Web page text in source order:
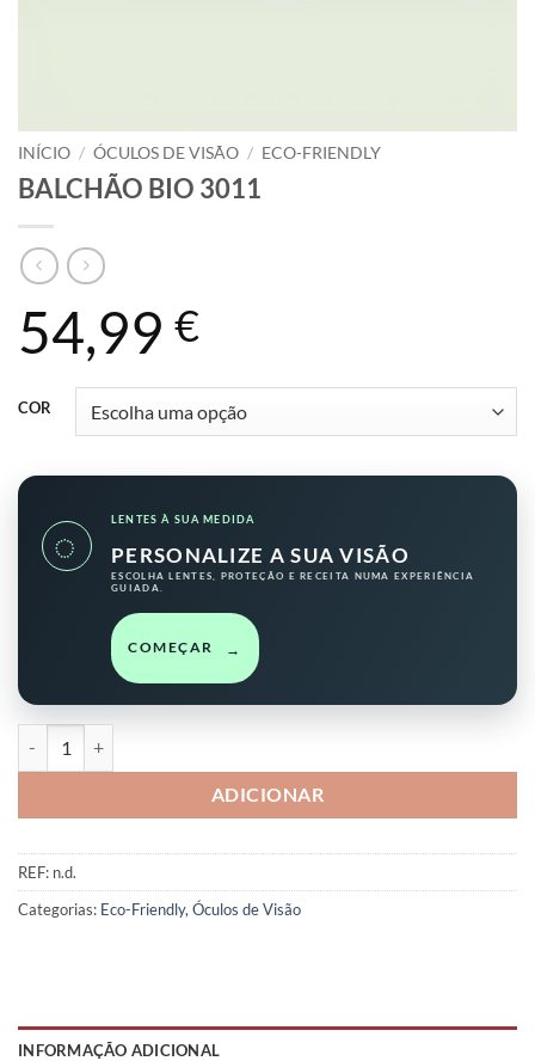
INÍCIO / ÓCULOS DE VISÃO / ECO-FRIENDLY
BALCHÃO BIO 3011
54,99 €
COR
◌
LENTES À SUA MEDIDA
PERSONALIZE A SUA VISÃO
ESCOLHA LENTES, PROTEÇÃO E RECEITA NUMA EXPERIÊNCIA
GUIADA.
COMEÇAR →
ADICIONAR
REF: n.d.
Categorias: Eco-Friendly, Óculos de Visão
INFORMAÇÃO ADICIONAL